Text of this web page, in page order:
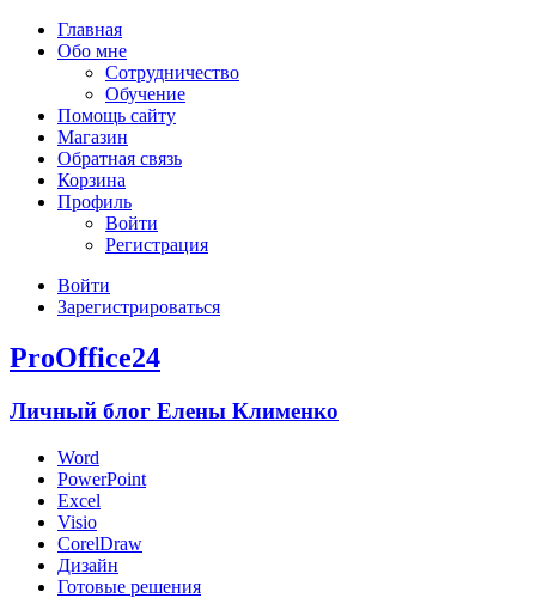
Главная
Обо мне
Сотрудничество
Обучение
Помощь сайту
Магазин
Обратная связь
Корзина
Профиль
Войти
Регистрация
Войти
Зарегистрироваться
ProOffice24
Личный блог Елены Клименко
Word
PowerPoint
Excel
Visio
CorelDraw
Дизайн
Готовые решения